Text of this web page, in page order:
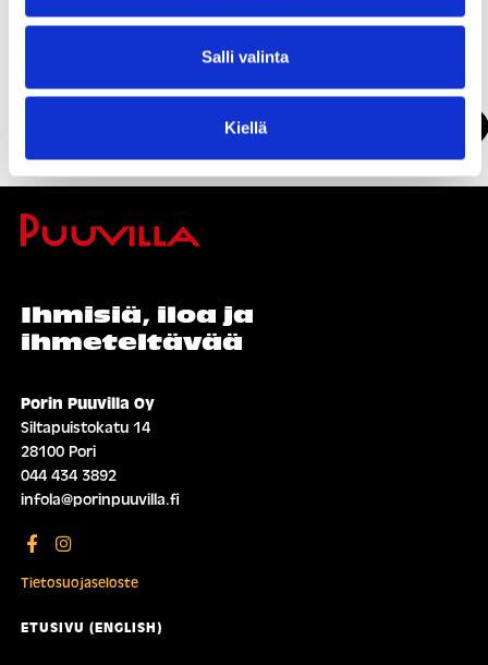
Salli valinta
Kiellä
Soita: 044 7712830
https://www.teelempi.fi
Ihmisiä, iloa ja
ihmeteltävää
Porin Puuvilla Oy
Siltapuistokatu 14
28100 Pori
044 434 3892
infola@porinpuuvilla.fi
Tietosuojaseloste
ETUSIVU (ENGLISH)